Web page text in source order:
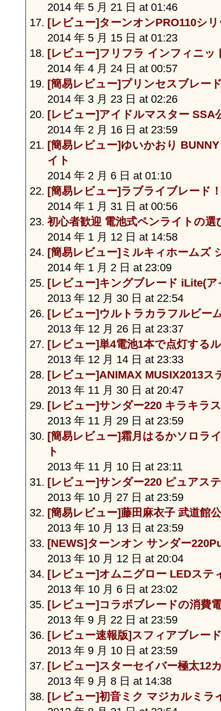
2014 年 5 月 21 日 at 01:46
[レビュー]ターンオンPRO110シ
2014 年 5 月 15 日 at 01:23
[レビュー]フリフラ インフィニッ
2014 年 4 月 24 日 at 00:57
[簡易レビュー]プリンセスブレー
2014 年 3 月 23 日 at 02:26
[レビュー]アイドルマスター SSA
2014 年 2 月 16 日 at 23:59
[簡易レビュー]ゆいかおり
イト
2014 年 2 月 6 日 at 01:10
[簡易レビュー]ラブライブレード
2014 年 1 月 31 日 at 00:56
初心者歓迎 電池式ペンライトの選
2014 年 1 月 12 日 at 14:58
[簡易レビュー]ミルキィホームズ
2014 年 1 月 2 日 at 23:09
[レビュー]キングブレード iLite(ア
2013 年 12 月 30 日 at 22:54
[レビュー]ウルトラカラフルビー
2013 年 12 月 26 日 at 23:37
[レビュー]単4電池1本で点灯する
2013 年 12 月 14 日 at 23:33
[レビュー]ANIMAX MUSIX2013ス
2013 年 11 月 30 日 at 20:47
[レビュー]サンダー220 キラキラ
2013 年 11 月 29 日 at 23:59
[簡易レビュー]霜月はるかソロラ
ト
2013 年 11 月 10 日 at 23:11
[レビュー]サンダー220 ピュアス
2013 年 10 月 27 日 at 23:59
[簡易レビュー]藤田麻衣子 武道館
2013 年 10 月 13 日 at 23:59
[NEWS]ターンオン サンダー
2013 年 10 月 12 日 at 20:04
[レビュー]オムニグロー LEDステ
2013 年 10 月 6 日 at 23:02
[レビュー]コラボブレードの消費
2013 年 9 月 22 日 at 23:59
[レビュー速報版]スフィアブレー
2013 年 9 月 10 日 at 23:59
[レビュー]スターセイバー極太12
2013 年 9 月 8 日 at 14:38
[レビュー]初音ミク マジカルミラ